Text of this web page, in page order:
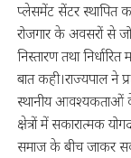
प्लेसमेंट सेंटर स्थापित
रोजगार के अवसरों से
निस्तारण तथा
बात कही।राज्यपाल ने
स्थानीय आवश्यकताओं
क्षेत्रों में सकारात्मक
समाज के बीच जाकर